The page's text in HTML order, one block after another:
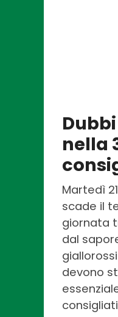
nella
Martedì
scade il
giornata
dal
devono